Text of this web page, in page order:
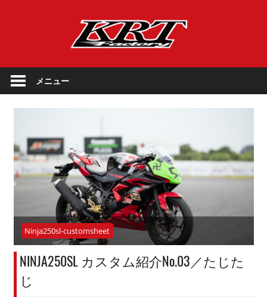
ツ
Factory
公
式
イ
ト
メニュー
Ninja250sl-customsheet
NINJA250SL カスタム紹介No.03／たじた
じ